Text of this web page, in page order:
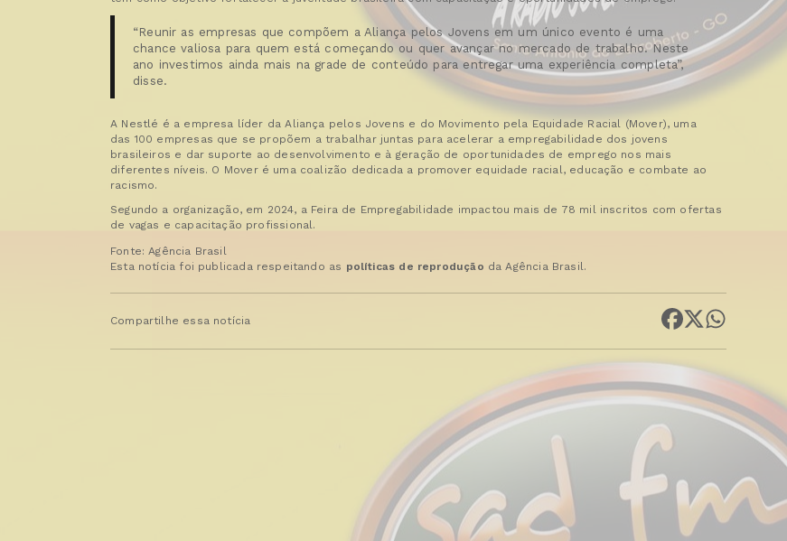
“Reunir as empresas que compõem a Aliança pelos Jovens em um único evento é uma
chance valiosa para quem está começando ou quer avançar no mercado de trabalho. Neste
ano investimos ainda mais na grade de conteúdo para entregar uma experiência completa”,
disse.
A Nestlé é a empresa líder da Aliança pelos Jovens e do Movimento pela Equidade Racial (Mover), uma
das 100 empresas que se propõem a trabalhar juntas para acelerar a empregabilidade dos jovens
brasileiros e dar suporte ao desenvolvimento e à geração de oportunidades de emprego nos mais
diferentes níveis. O Mover é uma coalizão dedicada a promover equidade racial, educação e combate ao
racismo.
Segundo a organização, em 2024, a Feira de Empregabilidade impactou mais de 78 mil inscritos com ofertas
de vagas e capacitação profissional.
Fonte: Agência Brasil
Esta notícia foi publicada respeitando as políticas de reprodução da Agência Brasil.
Compartilhe essa notícia